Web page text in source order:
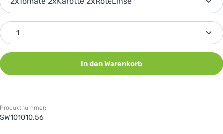
Produkt Anzahl: Gib den gewünschten Wert ein
In den Warenkorb
Produktnummer:
SW101010.56